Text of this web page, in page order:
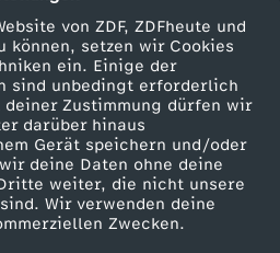
von ZDF, ZDFheute und
können, setzen wir Cookies
ein. Einige der
sind unbedingt erforderlich
Zustimmung dürfen wir
darüber hinaus
Gerät speichern und/oder
deine Daten ohne deine
weiter, die nicht unsere
Wir verwenden deine
Zwecken.
s
p
r
e
n
Service
ZDFmitreden
Kontakt zum ZDF
Tickets